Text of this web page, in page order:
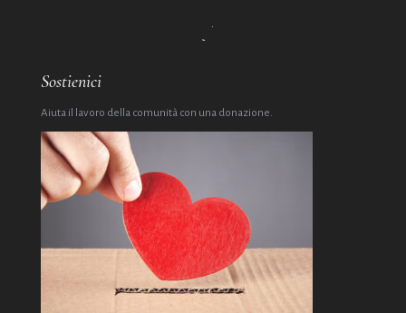
Sostienici
Aiuta il lavoro della comunità con una donazione.